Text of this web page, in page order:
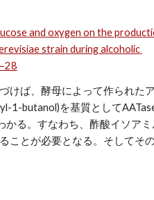
and oxygen on the
strain during alcoholic
けば、酵母によって作られた
1-butanol)を基質として
かる。すなわち、酢酸イソア
ことが必要となる。そしてそ